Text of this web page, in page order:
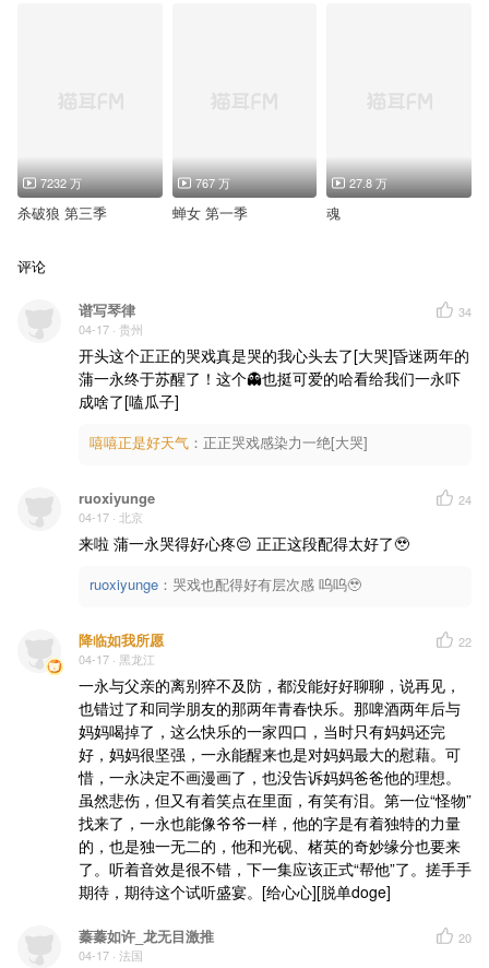
☽主题曲•良夜☾
制作人：莲琊@莲琊
作词：子苏@子苏free
和声：刘帅 莲琊
制作组：潮声组@潮声组
——猫耳FM独家播出，付费内容禁止二改、二传及商用——
7232 万
杀破狼 第三季
767 万
蝉女 第一季
27.8 万
魂
评论
谱写琴律
04-17 · 贵州
34
开头这个正正的哭戏真是哭的我心头去了[大哭]昏迷两年的
蒲一永终于苏醒了！这个👻也挺可爱的哈看给我们一永吓
成啥了[嗑瓜子]
嘻嘻正是好天气 ： 正正哭戏感染力一绝[大哭]
ruoxiyunge
04-17 · 北京
24
来啦 蒲一永哭得好心疼😔 正正这段配得太好了🥹
ruoxiyunge ： 哭戏也配得好有层次感 呜呜🥹
降临如我所愿
04-17 · 黑龙江
22
一永与父亲的离别猝不及防，都没能好好聊聊，说再见，
也错过了和同学朋友的那两年青春快乐。那啤酒两年后与
妈妈喝掉了，这么快乐的一家四口，当时只有妈妈还完
好，妈妈很坚强，一永能醒来也是对妈妈最大的慰藉。可
惜，一永决定不画漫画了，也没告诉妈妈爸爸他的理想。
虽然悲伤，但又有着笑点在里面，有笑有泪。第一位“怪物”
找来了，一永也能像爷爷一样，他的字是有着独特的力量
的，也是独一无二的，他和光砚、楮英的奇妙缘分也要来
了。听着音效是很不错，下一集应该正式“帮他”了。搓手手
期待，期待这个试听盛宴。[给心心][脱单doge]
蓁蓁如许_龙无目激推
04-17 · 法国
20